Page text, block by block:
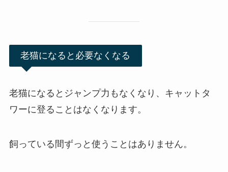
老猫になると必要なくなる
老猫になるとジャンプ力もなくなり、キャットタ
ワーに登ることはなくなります。
飼っている間ずっと使うことはありません。